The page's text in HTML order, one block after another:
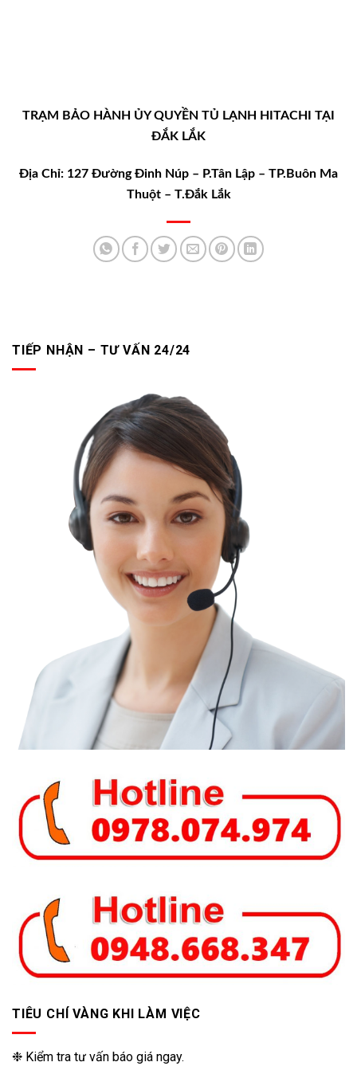
TIẾP NHẬN – TƯ VẤN 24/24
TIÊU CHÍ VÀNG KHI LÀM VIỆC
❉ Kiểm tra tư vấn báo giá ngay.
TRẠM BẢO HÀNH ỦY QUYỀN TỦ LẠNH HITACHI TẠI
ĐẮK LẮK
Địa Chỉ: 127 Đường Đinh Núp – P.Tân Lập – TP.Buôn Ma
Thuột – T.Đắk Lắk